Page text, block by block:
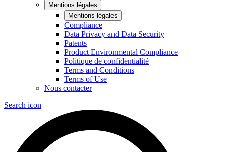
Mentions légales
Mentions légales
Compliance
Data Privacy and Data Security
Patents
Product Environmental Compliance
Politique de confidentialité
Terms and Conditions
Terms of Use
Nous contacter
Search icon